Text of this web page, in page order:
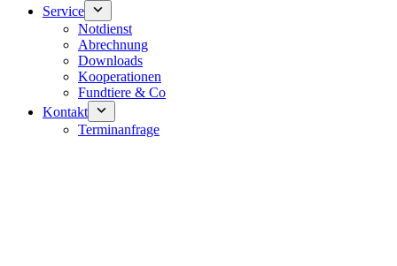
Service
Notdienst
Abrechnung
Downloads
Kooperationen
Fundtiere & Co
Kontakt
Terminanfrage